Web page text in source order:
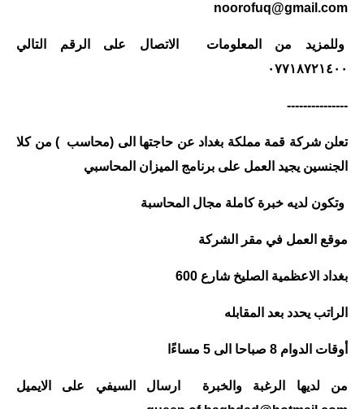
المرحلة الاعدادية
الجامعات
الطقس
العطل
noorofuq@gmail.com
وللمزيد من المعلومات الاتصال على الرقم التالي
٠٧٧١٨٧٢١٤٠٠
---------------
تعلن شركة قمة مملكة بغداد عن حاجتها الى (محاسب ) من كلا
الجنسين يجيد العمل على برنامج الميزان المحاسبي
وتكون لديه خبرة كاملة مجال المحاسبة
موقع العمل في مقر الشركة
بغداد الاعظمية الصليخ شارع 600
الراتب يحدد بعد المقابله
أوقات الدوام 8 صباحا الى 5 مساءًا
من لديها الرغبة والخبرة ارسال السيفي على الايميل